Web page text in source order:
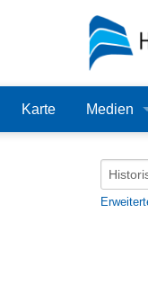
Karte Medien
Audio